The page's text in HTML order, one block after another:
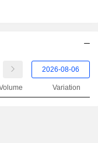
Variation